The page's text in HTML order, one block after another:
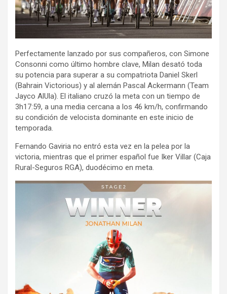
Perfectamente lanzado por sus compañeros, con Simone
Consonni como último hombre clave, Milan desató toda
su potencia para superar a su compatriota Daniel Skerl
(Bahrain Victorious) y al alemán Pascal Ackermann (Team
Jayco AlUla). El italiano cruzó la meta con un tiempo de
3h17:59, a una media cercana a los 46 km/h, confirmando
su condición de velocista dominante en este inicio de
temporada.
Fernando Gaviria no entró esta vez en la pelea por la
victoria, mientras que el primer español fue Iker Villar (Caja
Rural-Seguros RGA), duodécimo en meta.